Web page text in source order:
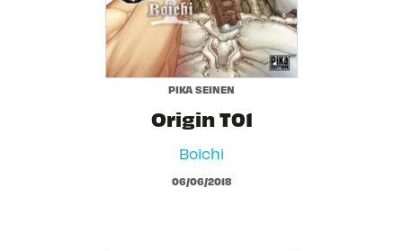
PIKA SEINEN
Origin T01
Boichi
06/06/2018